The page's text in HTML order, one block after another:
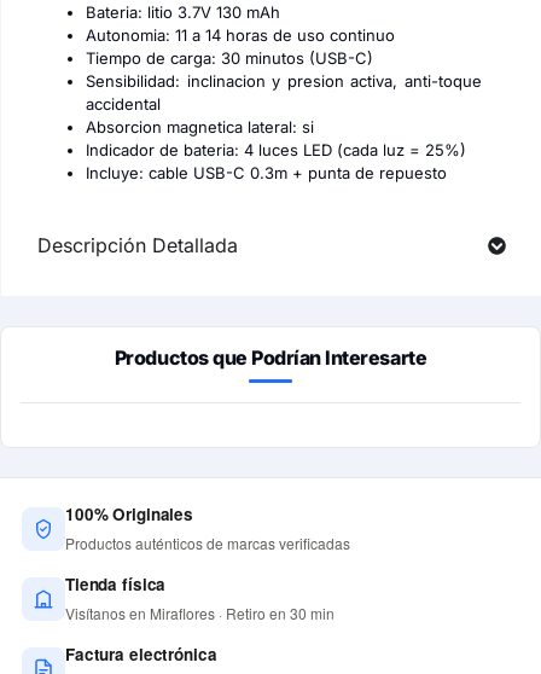
Bateria: litio 3.7V 130 mAh
Autonomia: 11 a 14 horas de uso continuo
Tiempo de carga: 30 minutos (USB-C)
Sensibilidad: inclinacion y presion activa, anti-toque
accidental
Absorcion magnetica lateral: si
Indicador de bateria: 4 luces LED (cada luz = 25%)
Incluye: cable USB-C 0.3m + punta de repuesto
Descripción Detallada
Productos que Podrían Interesarte
100% Originales
Productos auténticos de marcas verificadas
Tienda física
Visítanos en Miraflores · Retiro en 30 min
Factura electrónica